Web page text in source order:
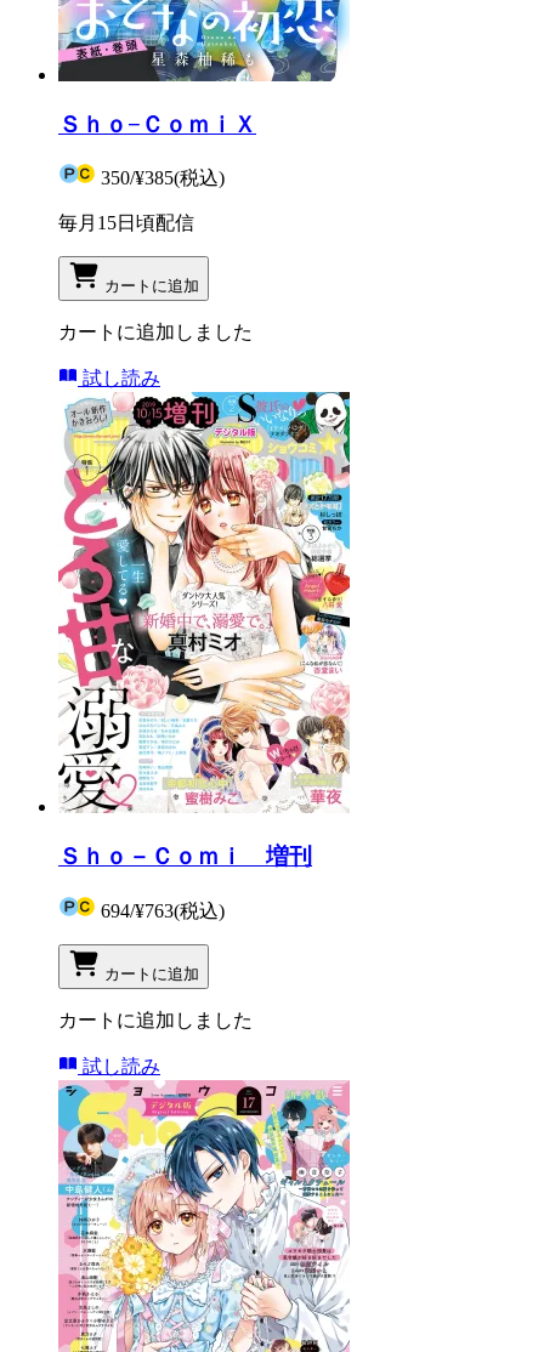
Ｓｈｏ−ＣｏｍｉＸ
350/¥385(税込)
毎月15日頃配信
カートに追加
カートに追加しました
試し読み
Ｓｈｏ－Ｃｏｍｉ 増刊
694/¥763(税込)
カートに追加
カートに追加しました
試し読み